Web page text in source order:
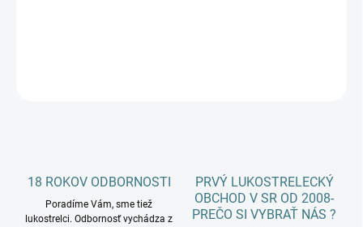
18 ROKOV ODBORNOSTI
Poradíme Vám, sme tiež
lukostrelci. Odbornosť vychádza z
PRVÝ LUKOSTRELECKÝ
OBCHOD V SR OD 2008-
PREČO SI VYBRAŤ NÁS ?